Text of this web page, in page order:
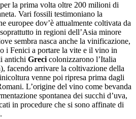
la prima volta oltre 200 milioni di
Vari fossili testimoniano la
europee dov’è attualmente coltivata da
in regioni dell’Asia minore
sembra nasca anche la vinificazione,
i Fenici a portare la vite e il vino in
antichi Greci colonizzarono l’Italia
facendo arrivare la coltivazione della
venne poi ripresa prima dagli
L’origine del vino come bevanda
spontanea dei succhi d’uva,
in procedure che si sono affinate di